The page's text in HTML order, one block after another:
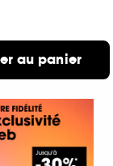
au panier